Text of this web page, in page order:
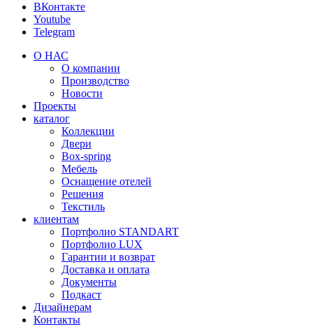
ВКонтакте
Youtube
Telegram
О НАС
О компании
Производство
Новости
Проекты
каталог
Коллекции
Двери
Box-spring
Мебель
Оснащение отелей
Решения
Текстиль
клиентам
Портфолио STANDART
Портфолио LUX
Гарантии и возврат
Доставка и оплата
Документы
Подкаст
Дизайнерам
Контакты